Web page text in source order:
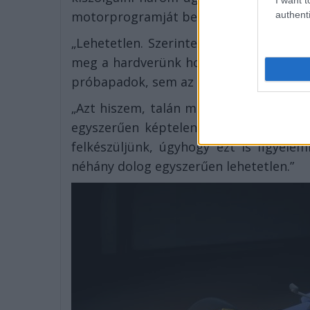
motorprogramját bezáró Alpine-t:
„Lehetetlen. Szerintem egyszerűen
meg a hardverünk hozzá” –
próbapadok, sem az akkumulátorok.
„Azt hiszem, talán magunknak gyári
egyszerűen képtelenség.
felkészüljünk, úgyhogy ezt is
néhány dolog egyszerűen lehetetlen.”